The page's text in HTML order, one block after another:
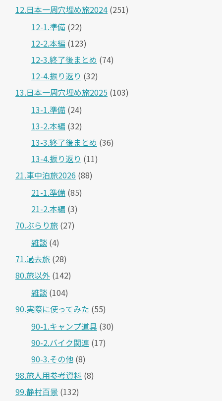
12.日本一周穴埋め旅2024 (251)
12-1.準備 (22)
12-2.本編 (123)
12-3.終了後まとめ (74)
12-4.振り返り (32)
13.日本一周穴埋め旅2025 (103)
13-1.準備 (24)
13-2.本編 (32)
13-3.終了後まとめ (36)
13-4.振り返り (11)
21.車中泊旅2026 (88)
21-1.準備 (85)
21-2.本編 (3)
70.ぶらり旅 (27)
雑談 (4)
71.過去旅 (28)
80.旅以外 (142)
雑談 (104)
90.実際に使ってみた (55)
90-1.キャンプ道具 (30)
90-2.バイク関連 (17)
90-3.その他 (8)
98.旅人用参考資料 (8)
99.静村百景 (132)